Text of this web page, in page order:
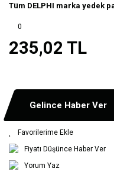
Tüm DELPHI marka yedek
0
235,02 TL
Gelince Haber Ver
Fiyatı Düşünce Haber Ver
Yorum Yaz